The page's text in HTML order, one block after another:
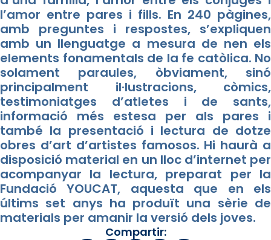
l’amor entre pares i fills. En 240 pàgines,
amb preguntes i respostes, s’expliquen
amb un llenguatge a mesura de nen els
elements fonamentals de la fe catòlica. No
solament paraules, òbviament, sinó
principalment il·lustracions, còmics,
testimoniatges d’atletes i de sants,
informació més estesa per als pares i
també la presentació i lectura de dotze
obres d’art d’artistes famosos. Hi haurà a
disposició material en un lloc d’internet per
acompanyar la lectura, preparat per la
Fundació YOUCAT, aquesta que en els
últims set anys ha produït una sèrie de
materials per amanir la versió dels joves.
Compartir: